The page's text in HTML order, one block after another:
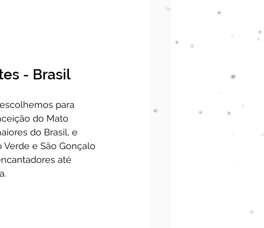
- Brasil
para
do Mato
do Brasil, e
e São Gonçalo
até